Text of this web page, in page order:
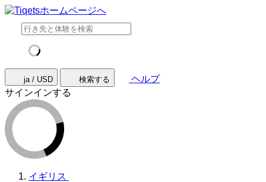
ja / USD 検索する
ヘルプ
サインインする
イギリス